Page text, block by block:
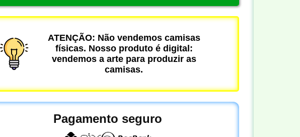
ATENÇÃO: Não vendemos camisas
físicas. Nosso produto é digital:
vendemos a arte para produzir as
camisas.
Pagamento seguro